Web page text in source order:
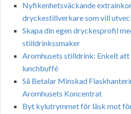
Nyfikenhetsväckande
dryckestillverkare som vill
Skapa din egen dryckesprofil
stilldrinkssmaker
Aromhusets stilldrink: Enkelt
lunchbuffé
Så Betalar Minskad
Aromhusets Koncentrat
Byt kylutrymmet för läsk mot